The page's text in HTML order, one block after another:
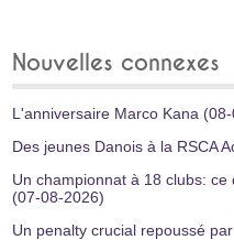
Nouvelles connexes
L'anniversaire Marco Kana
Des jeunes Danois à la RSCA
Un championnat à 18 clubs:
(07-08-2026)
Un penalty crucial repoussé